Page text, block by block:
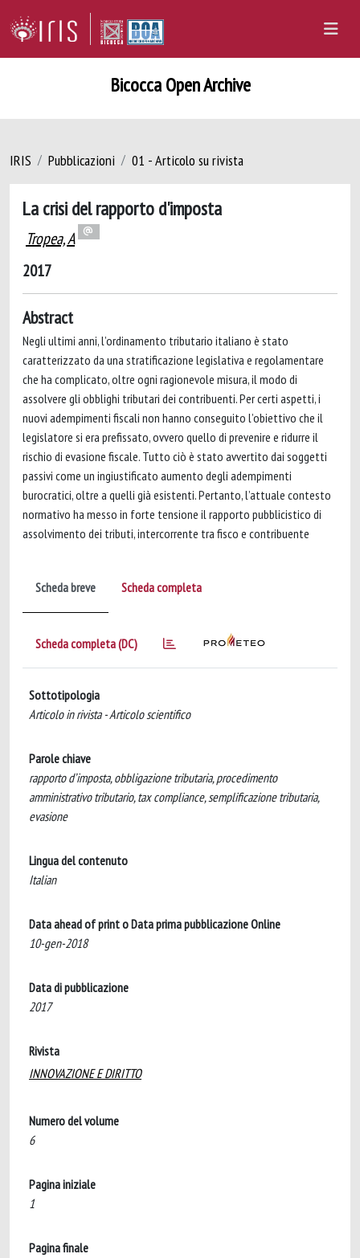
Bicocca Open Archive
IRIS Pubblicazioni 01 - Articolo su rivista
La crisi del rapporto d'imposta
Tropea, A
2017
Abstract
Negli ultimi anni, l’ordinamento tributario italiano è stato
caratterizzato da una stratificazione legislativa e regolamentare
che ha complicato, oltre ogni ragionevole misura, il modo di
assolvere gli obblighi tributari dei contribuenti. Per certi aspetti, i
nuovi adempimenti fiscali non hanno conseguito l’obiettivo che il
legislatore si era prefissato, ovvero quello di prevenire e ridurre il
rischio di evasione fiscale. Tutto ciò è stato avvertito dai soggetti
passivi come un ingiustificato aumento degli adempimenti
burocratici, oltre a quelli già esistenti. Pertanto, l’attuale contesto
normativo ha messo in forte tensione il rapporto pubblicistico di
assolvimento dei tributi, intercorrente tra fisco e contribuente
Scheda breve Scheda completa
Scheda completa (DC)
Sottotipologia
Articolo in rivista - Articolo scientifico
Parole chiave
rapporto d’imposta, obbligazione tributaria, procedimento
amministrativo tributario, tax compliance, semplificazione tributaria,
evasione
Lingua del contenuto
Italian
Data ahead of print o Data prima pubblicazione Online
10-gen-2018
Data di pubblicazione
2017
Rivista
INNOVAZIONE E DIRITTO
Numero del volume
6
Pagina iniziale
1
Pagina finale